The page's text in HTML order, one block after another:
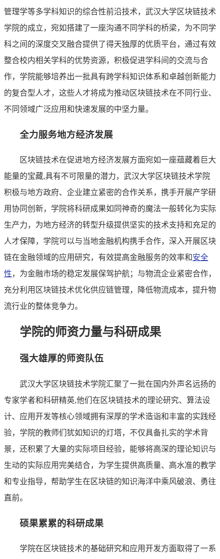
管理学等多学科知识的综合性前沿技术，武汉大学区块链技术
学院的成立，宛如搭建了一座沟通不同学科的桥梁，为不同学
科之间的深度交叉融合提供了得天独厚的优质平台，通过有效
整合校内相关学科的优势资源，积极促进学科间的交流与合
作，学院能够培养出一批具有跨学科知识体系和卓越创新能力
的复合型人才，这些人才将成为推动区块链技术在不同行业、
不同领域广泛应用和快速发展的中坚力量。
全力服务地方经济发展
区块链技术在促进地方经济发展方面宛如一座蕴藏着巨大
能量的宝藏,具有不可限量的潜力，武汉大学区块链技术学院
积极与地方政府、企业建立紧密的合作关系，携手开展产学研
用协同创新，学院将科研成果如同神奇的魔法一般转化为实际
生产力，为地方经济的转型升级提供坚实的技术支持和充足的
人才保障，学院可以与当地金融机构携手合作，深入开展区块
链在金融领域的应用研究，有效提高金融服务的效率和安全
性，为金融市场的稳定发展保驾护航；与物流企业紧密合作，
充分利用区块链技术优化供应链管理，降低物流成本，提升物
流行业的整体竞争力。
学院的师资力量与科研成果
强大雄厚的师资队伍
武汉大学区块链技术学院汇聚了一批在国内外声名远扬的
专家学者和科研精英,他们在区块链技术的理论研究、算法设
计、应用开发等核心领域拥有深厚的学术造诣和丰富的实践经
验，学院的教师们犹如知识的灯塔，不仅具备扎实的学术背
景，还积累了大量的实际项目经验，能够将高深的理论知识与
生动的实际应用完美结合，为学生提供高质量、高水准的教学
和专业指导，帮助学生在区块链的知识海洋中乘风破浪、勇往
直前。
硕果累累的科研成果
学院在区块链技术的基础研究和应用开发方面取得了一系